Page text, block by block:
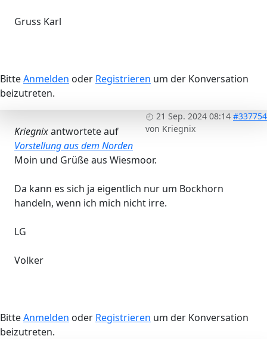
Gruss Karl
BitteAnmelden oder Registrieren um der Konversation
beizutreten.
21 Sep. 2024 08:14 #337754
von Kriegnix
Kriegnixantwortete auf
Vorstellung aus dem Norden
Moin und Grüße aus Wiesmoor.
Da kann es sich ja eigentlich nur um Bockhorn
handeln, wenn ich mich nicht irre.
LG
Volker
BitteAnmelden oder Registrieren um der Konversation
beizutreten.